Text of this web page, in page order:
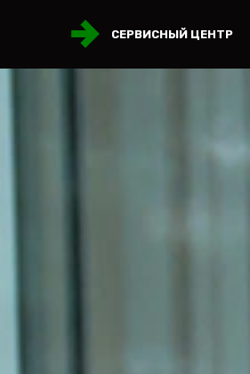
СЕРВИСНЫЙ ЦЕНТР